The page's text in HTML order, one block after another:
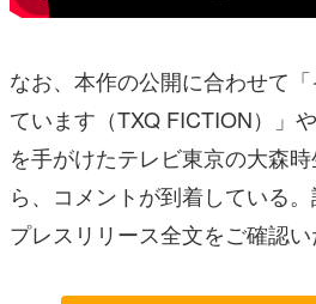
なお、本作の公開に合わせて
ています（TXQ FICTION）」
を手がけたテレビ東京の大森
ら、コメントが到着している
プレスリリース全文をご確認い